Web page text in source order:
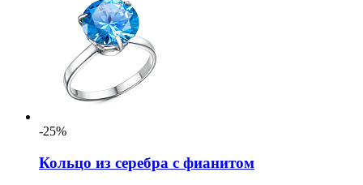
-25%
Кольцо из серебра с фианитом